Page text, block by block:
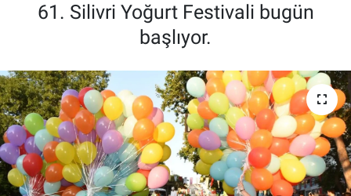
61. Silivri Yoğurt Festivali bugün
başlıyor.
Son Dakika Haberleri
Haber Arşivi